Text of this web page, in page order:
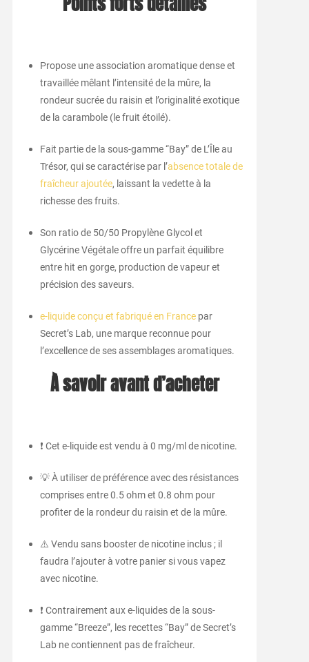
Propose une association aromatique dense et
travaillée mêlant l’intensité de la mûre, la
rondeur sucrée du raisin et l’originalité exotique
de la carambole (le fruit étoilé).
Fait partie de la sous-gamme “Bay” de L’Île au
Trésor, qui se caractérise par l’absence totale de
fraîcheur ajoutée, laissant la vedette à la
richesse des fruits.
Son ratio de 50/50 Propylène Glycol et
Glycérine Végétale offre un parfait équilibre
entre hit en gorge, production de vapeur et
précision des saveurs.
e-liquide conçu et fabriqué en Francepar
Secret’s Lab, une marque reconnue pour
l’excellence de ses assemblages aromatiques.
À savoir avant d’acheter
❗ Cet e-liquide est vendu à 0 mg/ml de nicotine.
💡 À utiliser de préférence avec des résistances
comprises entre 0.5 ohm et 0.8 ohm pour
profiter de la rondeur du raisin et de la mûre.
⚠️ Vendu sans booster de nicotine inclus ; il
faudra l’ajouter à votre panier si vous vapez
avec nicotine.
❗ Contrairement aux e-liquides de la sous-
gamme “Breeze”, les recettes “Bay” de Secret’s
Lab ne contiennent pas de fraîcheur.